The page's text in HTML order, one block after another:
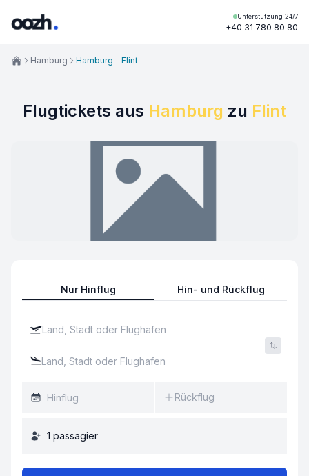
Unterstützung 24/7
+40 31 780 80 80
Flugtickets aus Hamburg zu Flint
Nur Hinflug Hin- und Rückflug
Rückflug
1 passagier
Hamburg Hamburg - Flint